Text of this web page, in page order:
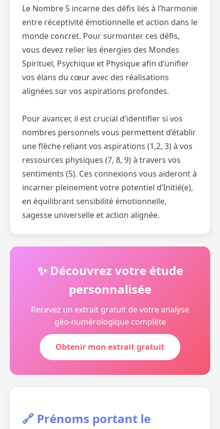
Le Nombre 5 incarne des défis liés à l’harmonie
entre réceptivité émotionnelle et action dans le
monde concret. Pour surmonter ces défis,
vous devez relier les énergies des Mondes
Spirituel, Psychique et Physique afin d’unifier
vos élans du cœur avec des réalisations
alignées sur vos aspirations profondes.
Pour avancer, il est crucial d’identifier si vos
nombres personnels vous permettent d’établir
une flèche reliant vos aspirations (1,2, 3) à vos
ressources physiques (7, 8, 9) à travers vos
sentiments (5). Ces connexions vous aideront à
incarner pleinement votre potentiel d’Initié(e),
en équilibrant sensibilité émotionnelle,
sagesse universelle et action alignée.
✨ Découvrez votre étude
personnalisée
Recevez un extrait gratuit de votre analyse
géo-numérologique complète
Obtenir mon extrait gratuit
🔗 Prénoms portant le